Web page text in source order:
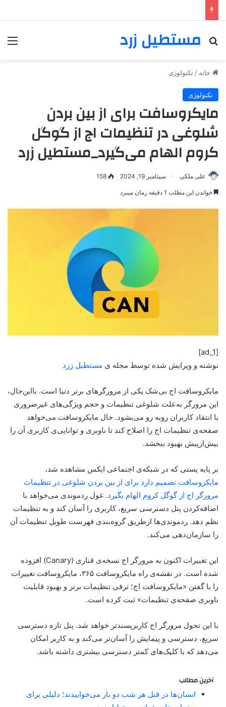
مستطیل زرد
خانه / تکنولوژی
تکنولوژی
مایکروسافت برای از بین بردن
شلوغی در تنظیمات اج از گوگل
کروم الهام می‌گیرد_مستطیل زرد
علی ملکی سپتامبر 19, 2024 158
خواندن این مطلب 1 دقیقه زمان میبرد
[ad_1]
نوشته و ویرایش شده توسط مجله ی مستطیل زرد
مایکروسافت اج بی‌شک یکی از مرورگر‌های برتر دنیا است. با‌این‌حال،
این مرورگر به‌علت شلوغی تنظیمات و حجم ویژگی‌های غیرضروری
با انتقاد کاربران روبه رو می‌بشود. حال مایکروسافت می‌خواهد
صفحه‌ی تنظیمات اج را اصلاح کند تا ناوبری و توانایی‌ی کاربری آن را
بیش‌ازپیش بهبود ببخشد.
بر پایه پستی که در شبکه‌ی اجتماعی ایکس مشاهده شد،
مایکروسافت تصمیم دارد برای از بین بردن شلوغی در تنظیمات
مرورگر اج از گوگل کروم الهام بگیرد. غول ردموندی می‌خواهد با
اضافه‌کردن پنل دسترسی سریع، کاربری را آسان کند و به تنظیمات
نظم دهد. ردموندی‌ها از‌طریق گروه‌بندی فهرست طویل تنظیمات آن
را سازمان‌دهی می‌کند.
این تغییرات اکنون به مرورگر اج نسخه‌ی قناری (Canary) افزوده
شده است. در نقشه‌ی راه مایکروسافت ۳۶۵، مایکروسافت تغییرات
را با گفتن «مایکروسافت اج؛ ترقی تنظیمات برتر و بهبود قابلیت
ناوبری صفحه‌ی تنظیمات» ثبت کرده است.
با این تحول مرورگر اج کاربرپسندتر خواهد شد. پنل تازه دسترسی
سریع، دسترسی و پیمایش را آسان‌تر می‌کند و به کاربر امکان
می‌دهد که با کلیک‌های کمتر دسترسی بیشتری داشته باشد.
آخرین مطالب
انسان‌ها در قبل هر شب دو بار می‌خوابیدند؛ دلیلی برای